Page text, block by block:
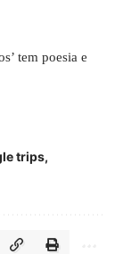
tem poesia e
trips